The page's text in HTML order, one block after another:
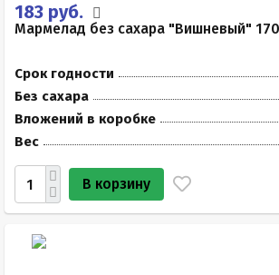
183 руб.
Мармелад без сахара "Вишневый"
Срок годности
Без сахара
Вложений в коробке
Вес
В корзину